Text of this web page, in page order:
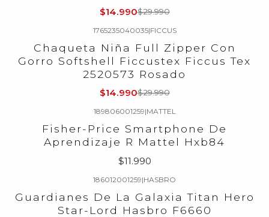
$14.990$29.990
1765235040035|FICCUS
Chaqueta Niña Full Zipper Con
Gorro Softshell Ficcustex Ficcus Tex
2520573 Rosado
$14.990$29.990
189806001259|MATTEL
Fisher-Price Smartphone De
Aprendizaje R Mattel Hxb84
$11.990
186012001259|HASBRO
Guardianes De La Galaxia Titan Hero
Star-Lord Hasbro F6660